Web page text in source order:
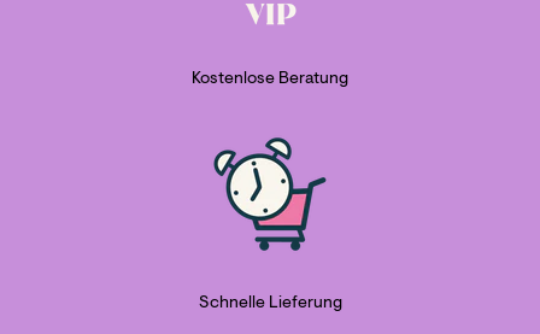
Kostenlose Beratung
Schnelle Lieferung